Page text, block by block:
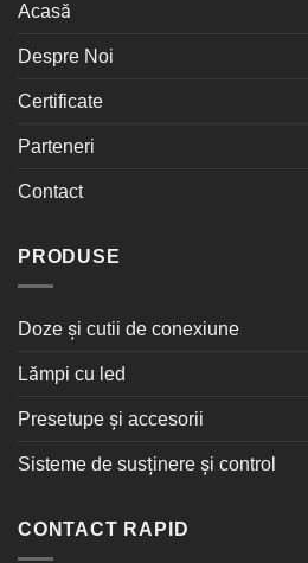
Acasă
Despre Noi
Certificate
Parteneri
Contact
PRODUSE
Doze și cutii de conexiune
Lămpi cu led
Presetupe și accesorii
Sisteme de susținere și control
CONTACT RAPID